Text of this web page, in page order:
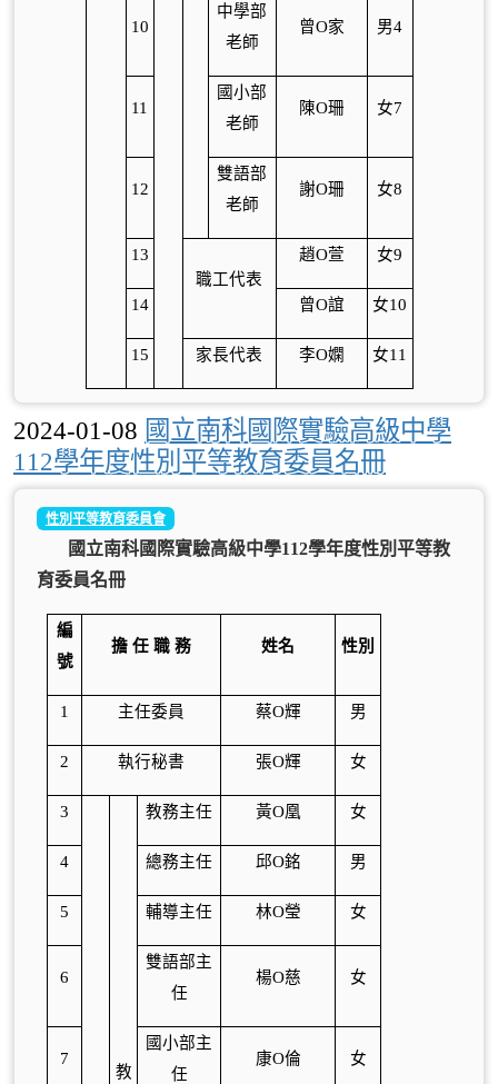
10
中學部
老師
曾O家 男4
11
國小部
老師
陳O珊 女7
12
雙語部
老師
謝O珊 女8
13
職工代表
趙O萱 女9
14 曾O誼 女10
15 家長代表 李O嫻 女11
2024-01-08 國立南科國際實驗高級中學
112學年度性別平等教育委員名冊
性別平等教育委員會
國立南科國際實驗高級中學112學年度性別平等教
育委員名冊
編
號
擔 任 職 務 姓名 性別
1 主任委員 蔡O輝 男
2 執行秘書 張O輝 女
3
教
教務主任 黃O凰 女
4 總務主任 邱O銘 男
5 輔導主任 林O瑩 女
6
雙語部主
任
楊O慈 女
7
國小部主
任
康O倫 女